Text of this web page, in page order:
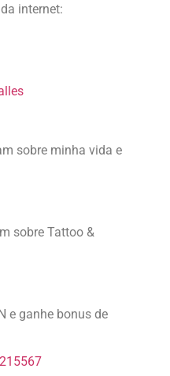
internet:
sobre minha vida e
sobre Tattoo &
e ganhe bonus de